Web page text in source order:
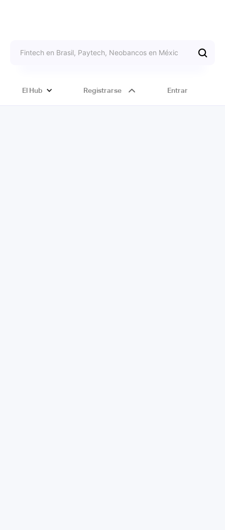
El Hub Registrarse Entrar